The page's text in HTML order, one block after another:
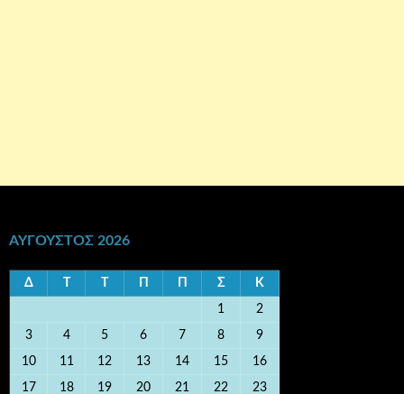
ΑΎΓΟΥΣΤΟΣ 2026
Δ Σ Κ
1 2
3 4 5 6 7 8 9
10 11 12 13 14 15 16
17 18 19 20 21 22 23